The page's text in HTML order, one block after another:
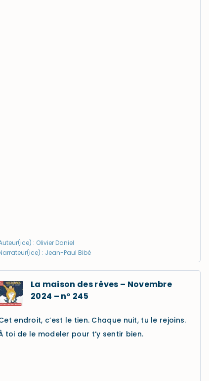
: Olivier Daniel
: Jean-Paul Bibé
La maison des rêves – Novembre
2024 – n° 245
endroit, c’est le tien. Chaque nuit, tu le rejoins.
toi de le modeler pour t’y sentir bien.